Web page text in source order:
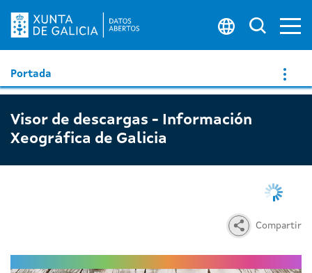
Portada
Visor de descargas - Información
Xeográfica de Galicia
Compartir